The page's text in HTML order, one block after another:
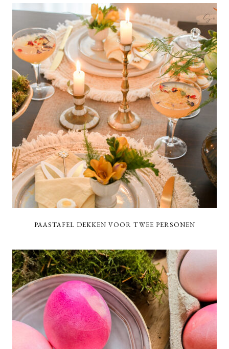
PAASTAFEL DEKKEN VOOR TWEE PERSONEN